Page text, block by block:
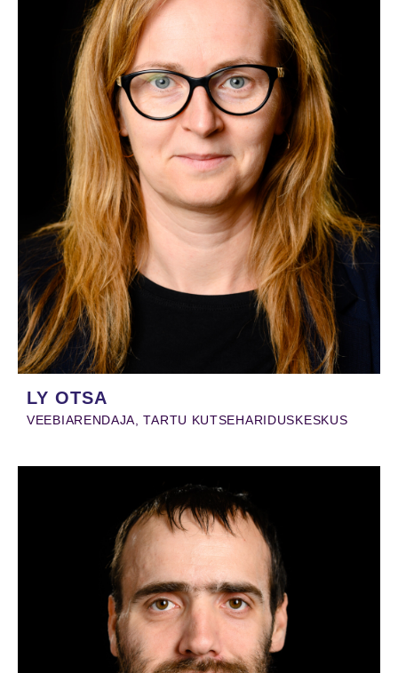
LY OTSA
VEEBIARENDAJA, TARTU KUTSEHARIDUSKESKUS